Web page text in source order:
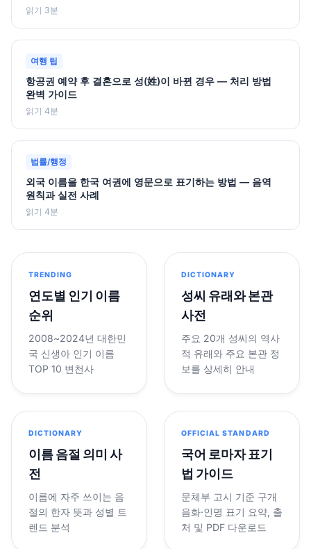
읽기 3분
여행 팁
항공권 예약 후 결혼으로 성(姓)이 바뀐 경우 — 처리 방법
완벽 가이드
읽기 4분
법률/행정
외국 이름을 한국 여권에 영문으로 표기하는 방법 — 음역
원칙과 실전 사례
읽기 4분
TRENDING
연도별 인기 이름
순위
2008~2024년 대한민
국 신생아 인기 이름
TOP 10 변천사
DICTIONARY
성씨 유래와 본관
사전
주요 20개 성씨의 역사
적 유래와 주요 본관 정
보를 상세히 안내
DICTIONARY
이름 음절 의미 사
전
이름에 자주 쓰이는 음
절의 한자 뜻과 성별 트
렌드 분석
OFFICIAL STANDARD
국어 로마자 표기
법 가이드
문체부 고시 기준 구개
음화·인명 표기 요약, 출
처 및 PDF 다운로드